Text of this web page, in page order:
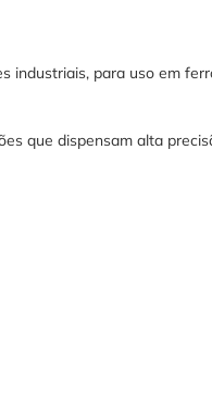
industriais, para uso em
que dispensam alta